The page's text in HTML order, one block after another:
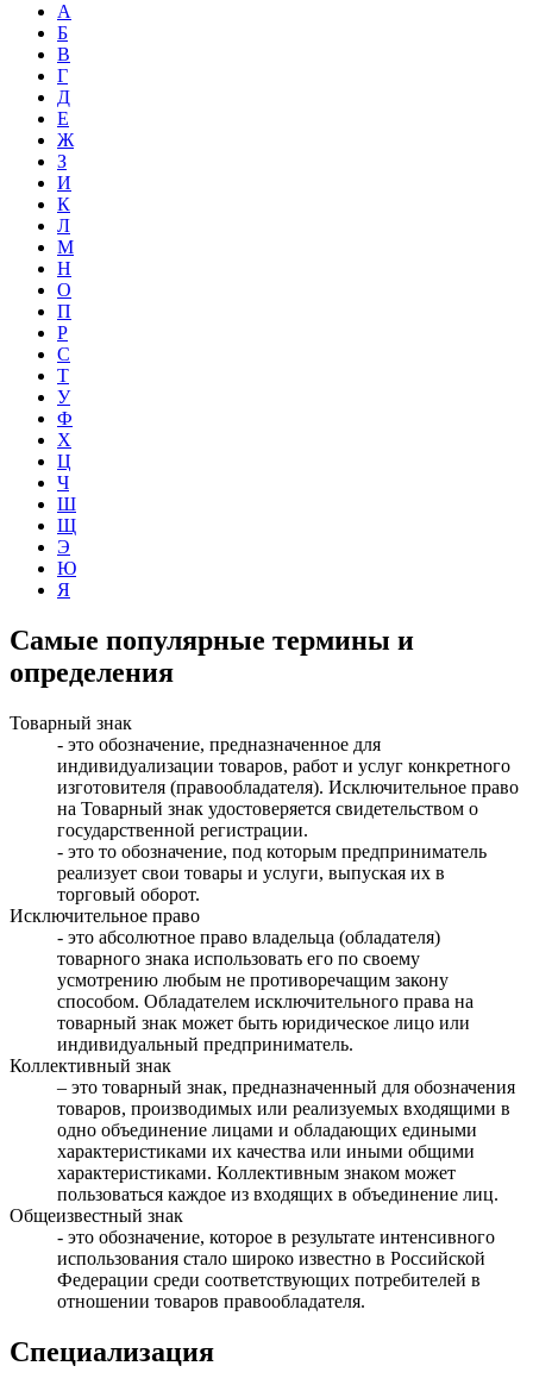
А
Б
В
Г
Д
Е
Ж
З
И
К
Л
М
Н
О
П
Р
С
Т
У
Ф
Х
Ц
Ч
Ш
Щ
Э
Ю
Я
Самые популярные термины и
определения
Товарный знак
- это обозначение, предназначенное для
индивидуализации товаров, работ и услуг конкретного
изготовителя (правообладателя). Исключительное право
на Товарный знак удостоверяется свидетельством о
государственной регистрации.
- это то обозначение, под которым предприниматель
реализует свои товары и услуги, выпуская их в
торговый оборот.
Исключительное право
- это абсолютное право владельца (обладателя)
товарного знака использовать его по своему
усмотрению любым не противоречащим закону
способом. Обладателем исключительного права на
товарный знак может быть юридическое лицо или
индивидуальный предприниматель.
Коллективный знак
– это товарный знак, предназначенный для обозначения
товаров, производимых или реализуемых входящими в
одно объединение лицами и обладающих едиными
характеристиками их качества или иными общими
характеристиками. Коллективным знаком может
пользоваться каждое из входящих в объединение лиц.
Общеизвестный знак
- это обозначение, которое в результате интенсивного
использования стало широко известно в Российской
Федерации среди соответствующих потребителей в
отношении товаров правообладателя.
Специализация